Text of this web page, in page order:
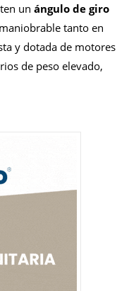
un ángulo de giro
tanto en
y dotada de motores
de peso elevado,